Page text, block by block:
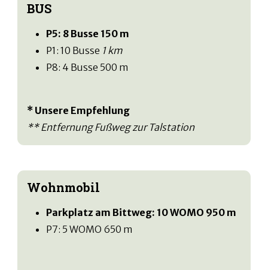
BUS
P5: 8 Busse 150 m
P1: 10 Busse 1 km
P8: 4 Busse 500 m
* Unsere Empfehlung
** Entfernung Fußweg zur Talstation
Wohnmobil
Parkplatz am Bittweg: 10 WOMO 950 m
P7: 5 WOMO 650 m